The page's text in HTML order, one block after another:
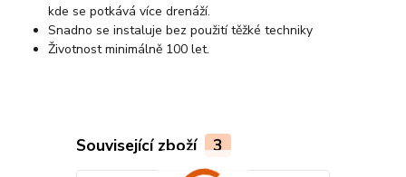
kde se potkává více drenáží.
Snadno se instaluje bez použití těžké techniky
Životnost minimálně 100 let.
Související zboží 3